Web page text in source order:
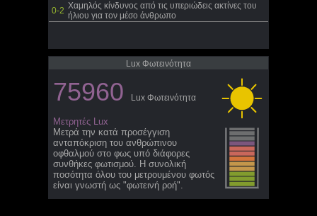
0-2 Χαμηλός κίνδυνος από τις υπεριώδεις ακτίνες του
ήλιου για τον μέσο άνθρωπο
Lux Φωτεινότητα
75960 Lux Φωτεινότητα
Μετρητές Lux
Μετρά την κατά προσέγγιση
ανταπόκριση του ανθρώπινου
οφθαλμού στο φως υπό διάφορες
συνθήκες φωτισμού. Η συνολική
ποσότητα όλου του μετρουμένου φωτός
είναι γνωστή ως "φωτεινή ροή".